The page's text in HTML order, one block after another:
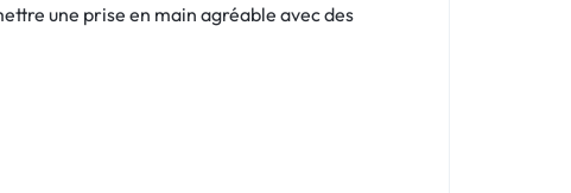
une prise en main agréable avec des